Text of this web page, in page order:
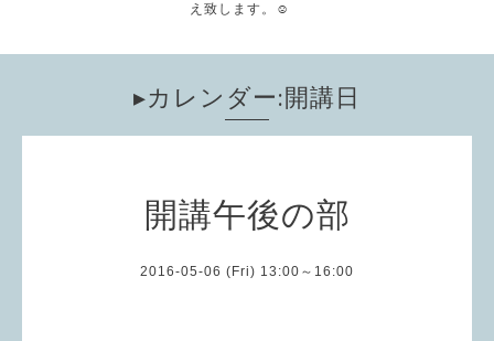
え致します。☺️
▸カレンダー:開講日
開講午後の部
2016-05-06 (Fri) 13:00～16:00